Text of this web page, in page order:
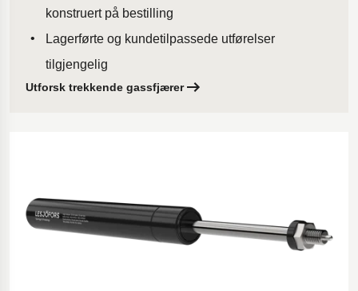
konstruert på bestilling
Lagerførte og kundetilpassede utførelser
tilgjengelig
Utforsk trekkende gassfjærer